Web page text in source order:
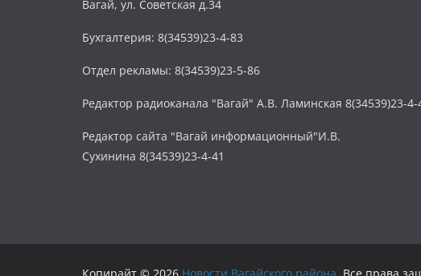
Вагай, ул. Советская д.34
Бухгалтерия: 8(34539)23-4-83
Отдел рекламы: 8(34539)23-5-86
Редактор радиоканала "Вагай" А.В. Ламинская 8(34539)23-4-
Редактор сайта "Вагай информационный"И.В.
Сухинина 8(34539)23-4-41